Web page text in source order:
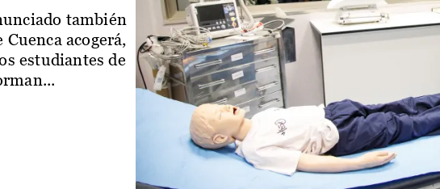
también
acogerá,
estudiantes de